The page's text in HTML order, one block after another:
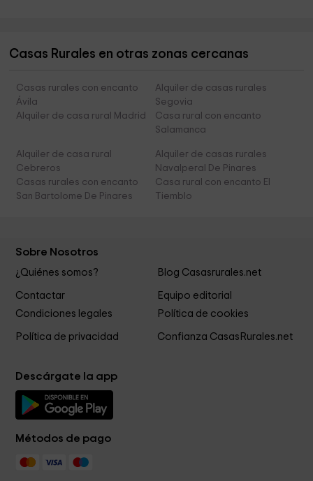
Casas Rurales en otras zonas cercanas
Casas rurales con encanto
Ávila
Alquiler de casas rurales
Segovia
Alquiler de casa rural Madrid
Casa rural con encanto
Salamanca
Alquiler de casa rural
Cebreros
Alquiler de casas rurales
Navalperal De Pinares
Casas rurales con encanto
San Bartolome De Pinares
Casa rural con encanto El
Tiemblo
Sobre Nosotros
¿Quiénes somos? Blog Casasrurales.net
Contactar
Equipo editorial
Condiciones legales
Política de cookies
Política de privacidad Confianza CasasRurales.net
Descárgate la app
Métodos de pago